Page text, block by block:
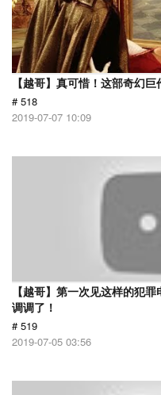
【越哥】真可惜！这部奇幻
# 518
2019-07-07 10:09
【越哥】第一次见这样的犯
调调了！
# 519
2019-07-05 03:56